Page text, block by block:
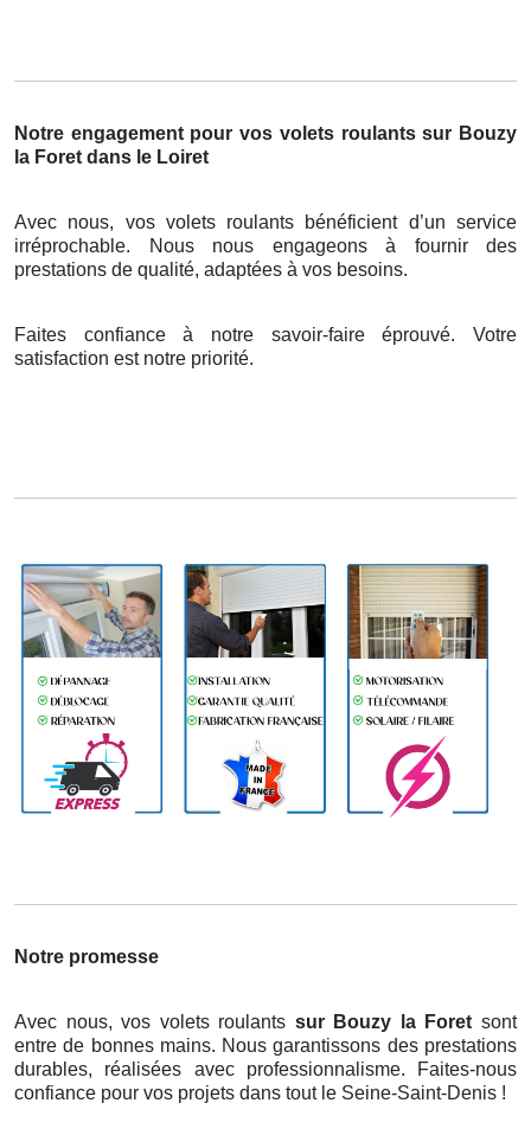
Notre engagement pour vos volets roulants sur Bouzy
la Foret dans le Loiret
Avec nous, vos volets roulants bénéficient d’un service
irréprochable. Nous nous engageons à fournir des
prestations de qualité, adaptées à vos besoins.
Faites confiance à notre savoir-faire éprouvé. Votre
satisfaction est notre priorité.
Notre promesse
Avec nous, vos volets roulants sur Bouzy la Foretsont
entre de bonnes mains. Nous garantissons des prestations
durables, réalisées avec professionnalisme. Faites-nous
confiance pour vos projets dans tout le Seine-Saint-Denis !